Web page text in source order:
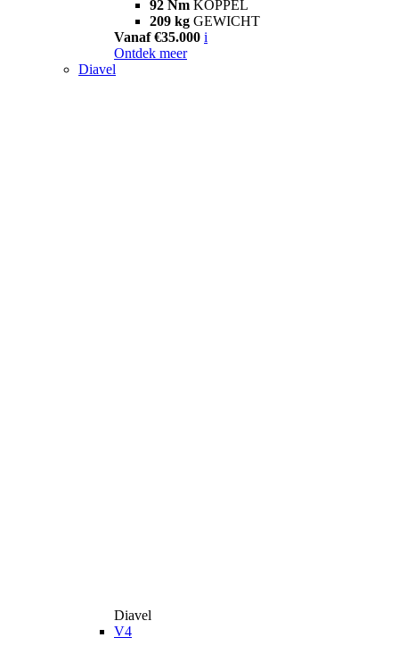
92 Nm KOPPEL
209 kg GEWICHT
Vanaf €35.000 i
Ontdek meer
Diavel
Diavel
V4